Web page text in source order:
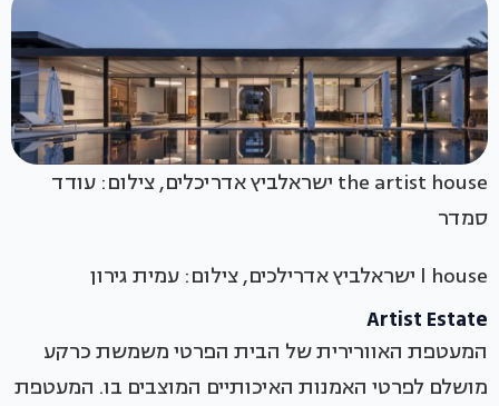
the artist house ישראלביץ אדריכלים, צילום: עודד
סמדר
l house ישראלביץ אדרילכים, צילום: עמית גירון
Artist Estate
המעטפת האוורירית של הבית הפרטי משמשת כרקע
מושלם לפרטי האמנות האיכותיים המוצבים בו. המעטפת